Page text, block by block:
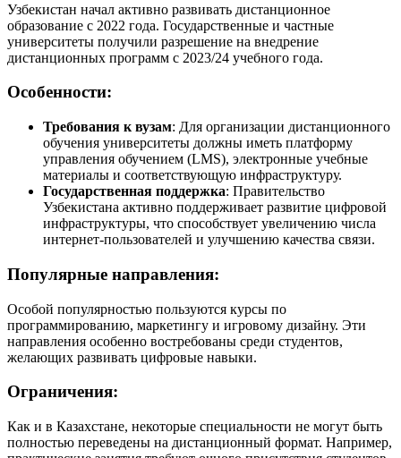
Узбекистан начал активно развивать дистанционное
образование с 2022 года. Государственные и частные
университеты получили разрешение на внедрение
дистанционных программ с 2023/24 учебного года.
Особенности:
Требования к вузам: Для организации дистанционного
обучения университеты должны иметь платформу
управления обучением (LMS), электронные учебные
материалы и соответствующую инфраструктуру.
Государственная поддержка: Правительство
Узбекистана активно поддерживает развитие цифровой
инфраструктуры, что способствует увеличению числа
интернет-пользователей и улучшению качества связи.
Популярные направления:
Особой популярностью пользуются курсы по
программированию, маркетингу и игровому дизайну. Эти
направления особенно востребованы среди студентов,
желающих развивать цифровые навыки.
Ограничения:
Как и в Казахстане, некоторые специальности не могут быть
полностью переведены на дистанционный формат. Например,